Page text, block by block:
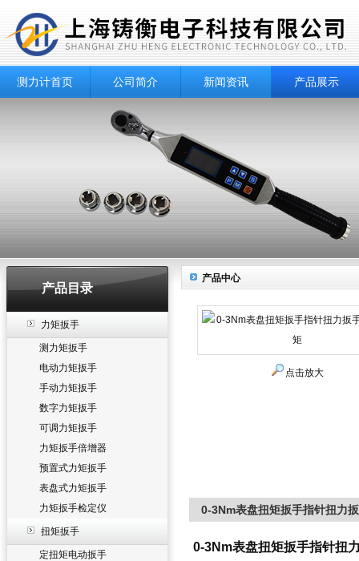
测力计首页 公司简介 新闻资讯 产品展示
产品目录
力矩扳手
测力矩扳手
电动力矩扳手
手动力矩扳手
数字力矩扳手
可调力矩扳手
力矩扳手倍增器
预置式力矩扳手
表盘式力矩扳手
力矩扳手检定仪
扭矩扳手
定扭矩电动扳手
产品中心
点击放大
0-3Nm表盘扭矩扳手指针扭力
0-3Nm表盘扭矩扳手指针扭